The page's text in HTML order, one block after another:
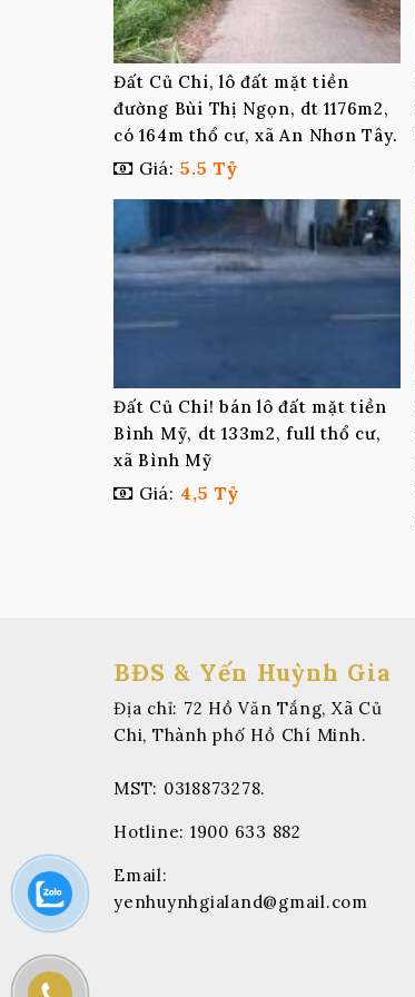
Đất Củ Chi, lô đất mặt tiền
đường Bùi Thị Ngọn, dt 1176m2,
có 164m thổ cư, xã An Nhơn Tây.
Giá: 5.5 Tỷ
Đất Củ Chi! bán lô đất mặt tiền
Bình Mỹ, dt 133m2, full thổ cư,
xã Bình Mỹ
Giá: 4,5 Tỷ
BĐS & Yến Huỳnh Gia
Địa chỉ: 72 Hồ Văn Tắng, Xã Củ
Chi, Thành phố Hồ Chí Minh.
MST: 0318873278.
Hotline: 1900 633 882
Email:
yenhuynhgialand@gmail.com